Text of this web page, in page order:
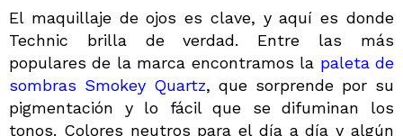
El maquillaje de ojos es clave, y aquí es donde
Technic brilla de verdad. Entre las más
populares de la marca encontramos la paleta de
sombras Smokey Quartz, que sorprende por su
pigmentación y lo fácil que se difuminan los
tonos. Colores neutros para el día a día y algún